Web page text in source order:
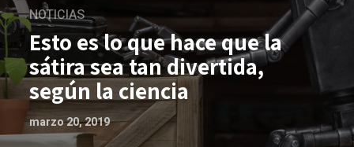
NOTICIAS
Esto es lo que hace que la
sátira sea tan divertida,
según la ciencia
marzo 20, 2019